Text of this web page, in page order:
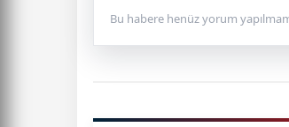
Bu habere henüz yorum